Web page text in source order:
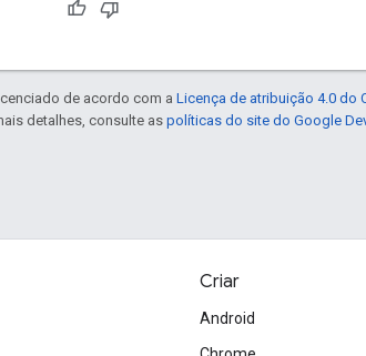
de acordo com a Licença de atribuição 4.0 do
detalhes, consulte aspolíticas do site do Google
Criar
Android